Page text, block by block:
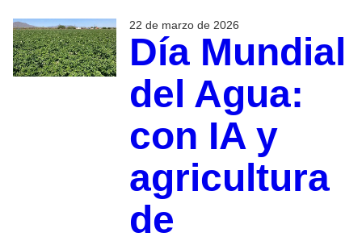
22 de marzo de 2026
Día Mundial
del Agua:
con IA y
agricultura
de